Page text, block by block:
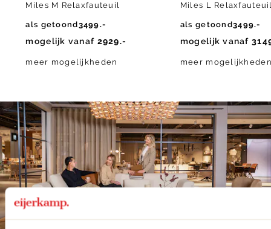
Miles M Relaxfauteuil
als getoond3499.-
mogelijk vanaf 2929.-
meer mogelijkheden
Miles L
als getoond3499.-
mogelijk vanaf
meer